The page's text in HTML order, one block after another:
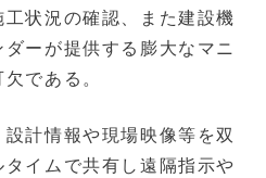
状況の確認、また建設機
ーが提供する膨大なマニ
である。
計情報や現場映像等を双
イムで共有し遠隔指示や